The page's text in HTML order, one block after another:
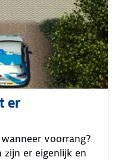
er
voorrang?
er eigenlijk en